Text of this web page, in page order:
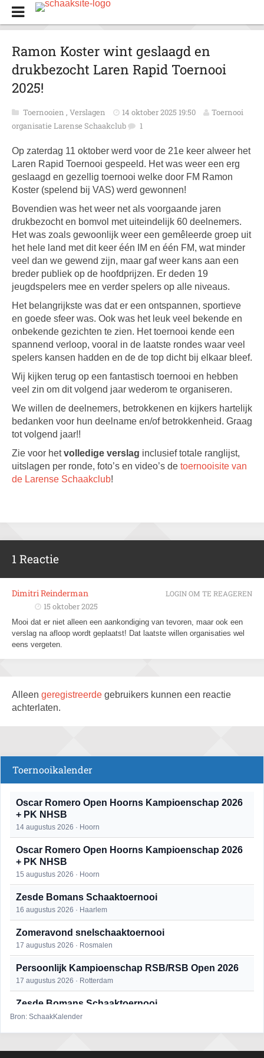
Ramon Koster wint geslaagd en
drukbezocht Laren Rapid Toernooi
2025!
Toernooien , Verslagen 14 oktober 2025 19:50
Toernooi
organisatie Larense Schaakclub
1
Op zaterdag 11 oktober werd voor de 21e keer alweer het
Laren Rapid Toernooi gespeeld. Het was weer een erg
geslaagd en gezellig toernooi welke door FM Ramon
Koster (spelend bij VAS) werd gewonnen!
Bovendien was het weer net als voorgaande jaren
drukbezocht en bomvol met uiteindelijk 60 deelnemers.
Het was zoals gewoonlijk weer een gemêleerde groep uit
het hele land met dit keer één IM en één FM, wat minder
veel dan we gewend zijn, maar gaf weer kans aan een
breder publiek op de hoofdprijzen. Er deden 19
jeugdspelers mee en verder spelers op alle niveaus.
Het belangrijkste was dat er een ontspannen, sportieve
en goede sfeer was. Ook was het leuk veel bekende en
onbekende gezichten te zien. Het toernooi kende een
spannend verloop, vooral in de laatste rondes waar veel
spelers kansen hadden en de de top dicht bij elkaar bleef.
Wij kijken terug op een fantastisch toernooi en hebben
veel zin om dit volgend jaar wederom te organiseren.
We willen de deelnemers, betrokkenen en kijkers hartelijk
bedanken voor hun deelname en/of betrokkenheid. Graag
tot volgend jaar!!
Zie voor hetvolledige verslag inclusief totale ranglijst,
uitslagen per ronde, foto’s en video’s de toernooisite van
de Larense Schaakclub!
1 Reactie
Dimitri Reinderman
15 oktober 2025
Mooi dat er niet alleen een aankondiging van tevoren, maar ook een
verslag na afloop wordt geplaatst! Dat laatste willen organisaties wel
eens vergeten.
LOGIN OM TE REAGEREN
Alleen geregistreerde gebruikers kunnen een reactie
achterlaten.
Toernooikalender
Oscar Romero Open Hoorns Kampioenschap 2026
+ PK NHSB
14 augustus 2026 · Hoorn
Oscar Romero Open Hoorns Kampioenschap 2026
+ PK NHSB
15 augustus 2026 · Hoorn
Zesde Bomans Schaaktoernooi
16 augustus 2026 · Haarlem
Zomeravond snelschaaktoernooi
17 augustus 2026 · Rosmalen
Persoonlijk Kampioenschap RSB/RSB Open 2026
17 augustus 2026 · Rotterdam
Zesde Bomans Schaaktoernooi
17 augustus 2026 · Haarlem
18 augustus 2026 · Rosmalen
Bron: SchaakKalender